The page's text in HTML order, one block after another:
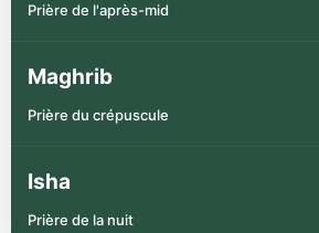
Prière de l'après-mid
Maghrib
Prière du crépuscule
Isha
Prière de la nuit